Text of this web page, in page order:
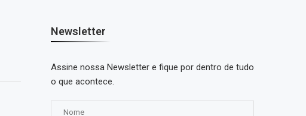
Newsletter
Assine nossa Newsletter e fique por dentro de tudo
o que acontece.